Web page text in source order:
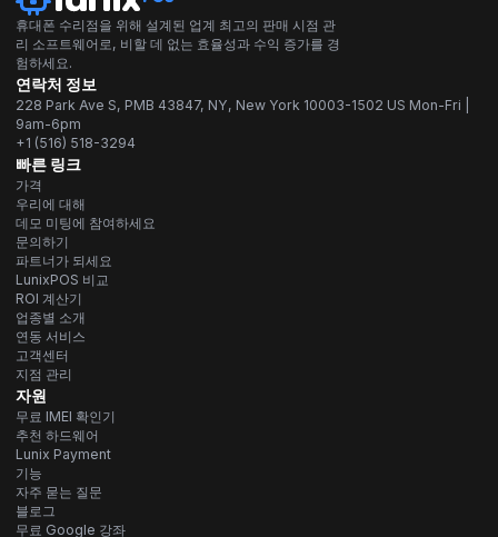
휴대폰 수리점을 위해 설계된 업계 최고의 판매 시점 관
리 소프트웨어로, 비할 데 없는 효율성과 수익 증가를 경
험하세요.
연락처 정보
228 Park Ave S, PMB 43847, NY, New York 10003-1502 US Mon-Fri |
9am-6pm
+1 (516) 518-3294
빠른 링크
가격
우리에 대해
데모 미팅에 참여하세요
문의하기
파트너가 되세요
LunixPOS 비교
ROI 계산기
업종별 소개
연동 서비스
고객센터
지점 관리
자원
무료 IMEI 확인기
추천 하드웨어
Lunix Payment
기능
자주 묻는 질문
블로그
무료 Google 강좌